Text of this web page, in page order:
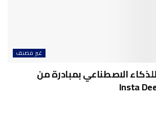
غير مصنف
الاصطناعي بمبادرة من